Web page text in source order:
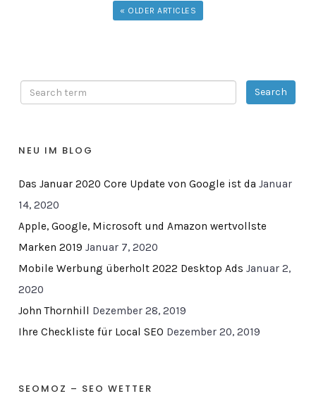
« OLDER ARTICLES
NEU IM BLOG
Das Januar 2020 Core Update von Google ist da Januar
14, 2020
Apple, Google, Microsoft und Amazon wertvollste
Marken 2019 Januar 7, 2020
Mobile Werbung überholt 2022 Desktop Ads Januar 2,
2020
John Thornhill
Dezember 28, 2019
Ihre Checkliste für Local SEO Dezember 20, 2019
SEOMOZ – SEO WETTER